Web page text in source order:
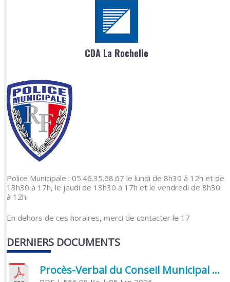
CDA La Rochelle
Police Municipale : 05.46.35.68.67 le lundi de 8h30 à 12h et de
13h30 à 17h, le jeudi de 13h30 à 17h et le vendredi de 8h30
à 12h.
En dehors de ces horaires, merci de contacter le 17
DERNIERS DOCUMENTS
Procès-Verbal du Conseil Municipal du 5 juin 2026